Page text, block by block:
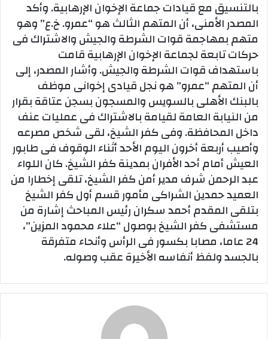
بالتنسيق مع قيادات جماعة الإخوان الإرهابية. وأكد
المصدر الأمنى، أن المتهم الثالث هو “عمرو. خ.ع” وهو
متهم بمهاجمة قوات الشرطة والجيش والاشتراك فى
حركات تابعة لجماعة الإخوان الإرهابية قامت
باستهداف قوات الشرطة والجيش. وأشار المصدر، إلى
أن المتهم “عمرو” هو نجل قيادى إخوانى موظف
بالبنك الأهلى بالسويس والمسجون بسجن عتاقة بقرار
من النيابة العامة لقيامة بالاشتراك فى عمليات عنف
داخل المحافظة. وفى كفر الشيخ، لقى شخص مصرعه
وأصيب أربعة أخرون اليوم الأحد أثناء الوقوف فى طابور
العيش أمام أحد الأفران بمدينة كفر الشيخ. كان اللواء
عبد الرحمن شرف مدير أمن كفر الشيخ، تلقى إخطارا من
العميد حمدين الشراكى مأمور قسم أول كفر الشيخ
بتلقى المقدم أحمد سكران رئيس المباحث إشارة من
مستشفى كفر الشيخ بوصول “علاء محمود المزين”،
24 عاما، مصابا بكسور فى الرأس وأنحاء متفرقة
بالجسد ولفظ أنفاسه الأخيرة عقب وصوله.